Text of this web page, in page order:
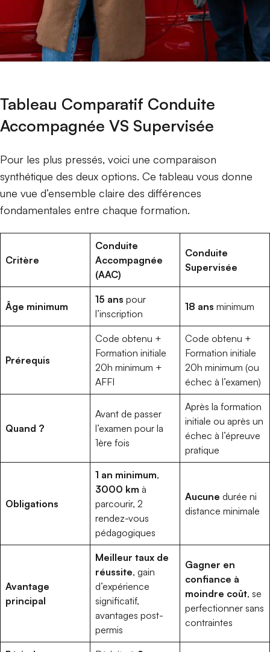
Tableau Comparatif Conduite
Accompagnée VS Supervisée
Pour les plus pressés, voici une comparaison
synthétique des deux options. Ce tableau vous donne
une vue d’ensemble claire des différences
fondamentales entre chaque formation.
Critère
Conduite
Accompagnée
(AAC)
Conduite
Supervisée
Âge minimum
15 ans pour
l’inscription
18 ans minimum
Prérequis
Code obtenu +
Formation initiale
20h minimum +
AFFI
Code obtenu +
Formation initiale
20h minimum (ou
échec à l’examen)
Quand ?
Avant de passer
l’examen pour la
1ère fois
Après la formation
initiale ou après un
échec à l’épreuve
pratique
Obligations
1 an minimum,
3000 km à
parcourir, 2
rendez-vous
pédagogiques
Aucune durée ni
distance minimale
Avantage
principal
Meilleur taux de
réussite, gain
d’expérience
significatif,
avantages post-
permis
Gagner en
confiance à
moindre coût, se
perfectionner sans
contraintes